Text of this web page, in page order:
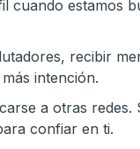
estamos
recibir
intención.
a otras
confiar en ti.